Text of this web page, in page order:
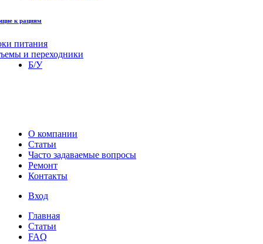
к рациям
питания
и переходники
Б/У
О компании
Статьи
Часто задаваемые вопросы
Ремонт
Контакты
Вход
Главная
Статьи
FAQ